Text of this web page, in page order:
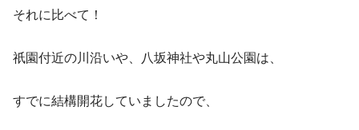
それに比べて！
祇園付近の川沿いや、八坂神社や丸山公園は、
すでに結構開花していましたので、